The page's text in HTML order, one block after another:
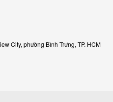
City, phường Bình Trưng, TP. HCM